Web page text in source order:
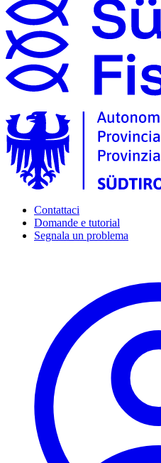
Contattaci
Domande e tutorial
Segnala un problema